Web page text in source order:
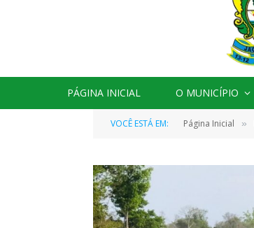
PÁGINA INICIAL O MUNICÍPIO
VOCÊ ESTÁ EM: Página Inicial »